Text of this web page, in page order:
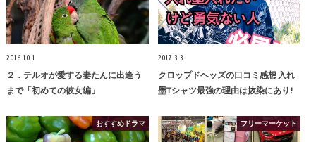
2016.10.1
２．テルオが愛する妻たんに出逢う
まで「初めての彼女編」
2017.3.3
クロップドヘッズの口コミ感想 入れ
墨Tシャツ最強の理由は抜染にあり!
おすすめドラマ フリーマーケット